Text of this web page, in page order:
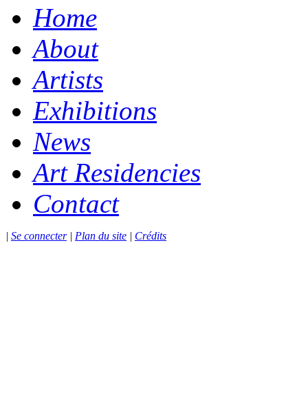
Home
About
Artists
Exhibitions
News
Art Residencies
Contact
| Se connecter| Plan du site | Crédits